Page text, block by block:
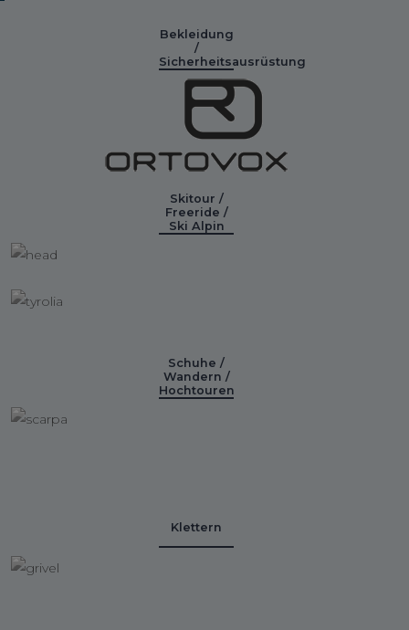
Bekleidung
/
Sicherheitsausrüstung
Skitour /
Freeride /
Ski Alpin
Schuhe /
Wandern /
Hochtouren
Klettern